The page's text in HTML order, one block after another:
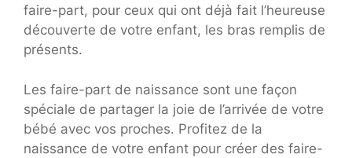
faire-part, pour ceux qui ont déjà fait l’heureuse
découverte de votre enfant, les bras remplis de
présents.
Les faire-part de naissance sont une façon
spéciale de partager la joie de l’arrivée de votre
bébé avec vos proches. Profitez de la
naissance de votre enfant pour créer des faire-